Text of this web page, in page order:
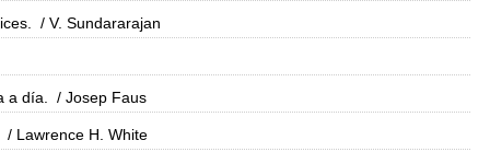
/ V. Sundararajan
a día. / Josep Faus
/ Lawrence H. White